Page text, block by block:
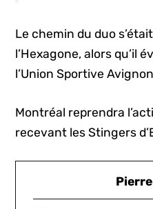
Le chemin du duo
l’Hexagone, alors qu’il
l’Union Sportive
Montréal reprendra
recevant les Stingers